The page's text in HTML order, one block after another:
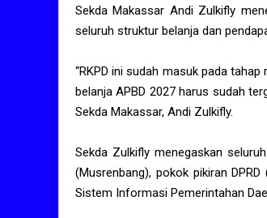
Sekda Makassar Andi Zulkifly
seluruh struktur belanja dan
“RKPD ini sudah masuk pada
belanja APBD 2027 harus sudah
Sekda Makassar, Andi Zulkifly.
Sekda Zulkifly menegaskan
(Musrenbang), pokok pikiran
Sistem Informasi Pemerintahan